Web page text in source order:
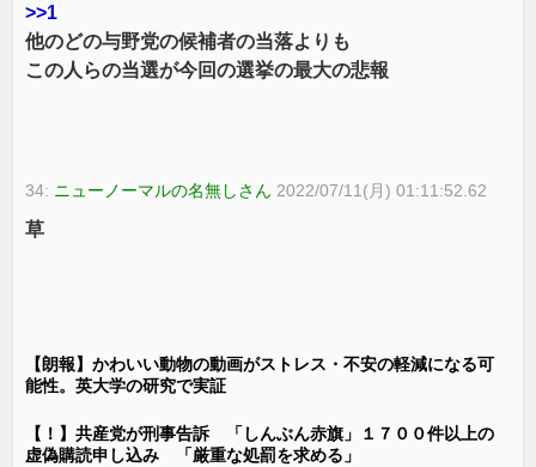
>>1
他のどの与野党の候補者の当落よりも
この人らの当選が今回の選挙の最大の悲報
34: ニューノーマルの名無しさん 2022/07/11(月) 01:11:52.62
草
【朗報】かわいい動物の動画がストレス・不安の軽減になる可
能性。英大学の研究で実証
【！】共産党が刑事告訴 「しんぶん赤旗」１７００件以上の
虚偽購読申し込み 「厳重な処罰を求める」